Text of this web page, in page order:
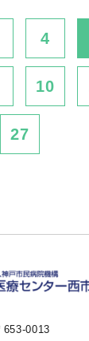
4
10
27
653-0013